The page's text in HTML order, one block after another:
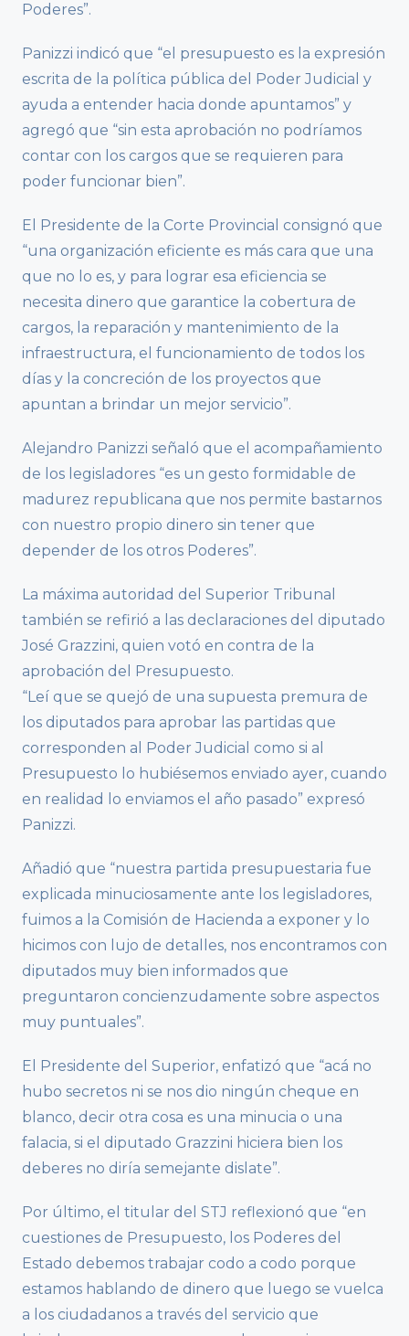
Poderes”.
Panizzi indicó que “el presupuesto es la expresión
escrita de la política pública del Poder Judicial y
ayuda a entender hacia donde apuntamos” y
agregó que “sin esta aprobación no podríamos
contar con los cargos que se requieren para
poder funcionar bien”.
El Presidente de la Corte Provincial consignó que
“una organización eficiente es más cara que una
que no lo es, y para lograr esa eficiencia se
necesita dinero que garantice la cobertura de
cargos, la reparación y mantenimiento de la
infraestructura, el funcionamiento de todos los
días y la concreción de los proyectos que
apuntan a brindar un mejor servicio”.
Alejandro Panizzi señaló que el acompañamiento
de los legisladores “es un gesto formidable de
madurez republicana que nos permite bastarnos
con nuestro propio dinero sin tener que
depender de los otros Poderes”.
La máxima autoridad del Superior Tribunal
también se refirió a las declaraciones del diputado
José Grazzini, quien votó en contra de la
aprobación del Presupuesto.
“Leí que se quejó de una supuesta premura de
los diputados para aprobar las partidas que
corresponden al Poder Judicial como si al
Presupuesto lo hubiésemos enviado ayer, cuando
en realidad lo enviamos el año pasado” expresó
Panizzi.
Añadió que “nuestra partida presupuestaria fue
explicada minuciosamente ante los legisladores,
fuimos a la Comisión de Hacienda a exponer y lo
hicimos con lujo de detalles, nos encontramos con
diputados muy bien informados que
preguntaron concienzudamente sobre aspectos
muy puntuales”.
El Presidente del Superior, enfatizó que “acá no
hubo secretos ni se nos dio ningún cheque en
blanco, decir otra cosa es una minucia o una
falacia, si el diputado Grazzini hiciera bien los
deberes no diría semejante dislate”.
Por último, el titular del STJ reflexionó que “en
cuestiones de Presupuesto, los Poderes del
Estado debemos trabajar codo a codo porque
estamos hablando de dinero que luego se vuelca
a los ciudadanos a través del servicio que